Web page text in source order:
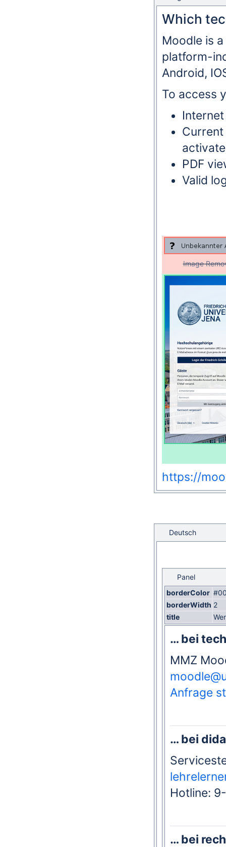
Which
Moodle is
platform-
Android,
To access
PDF
Valid
Image
https://
Deutsch
Panel
borderColor
borderWidth 2
title
… bei
MMZ
Anfrage
… bei
Hotline:
… bei